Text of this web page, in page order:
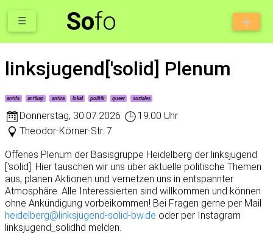
Sofo
☰
linksjugend['solid] Plenum
antifa antikap antira lokal politik queer soziales
Donnerstag, 30.07.2026
19.00 Uhr
Theodor-Körner-Str. 7
Offenes Plenum der Basisgruppe Heidelberg der linksjugend
['solid]. Hier tauschen wir uns über aktuelle politische Themen
aus, planen Aktionen und vernetzen uns in entspannter
Atmosphäre. Alle Interessierten sind willkommen und können
ohne Ankündigung vorbeikommen! Bei Fragen gerne per Mail
heidelberg@linksjugend-solid-bw.de oder per Instagram
linksjugend_solidhd melden.